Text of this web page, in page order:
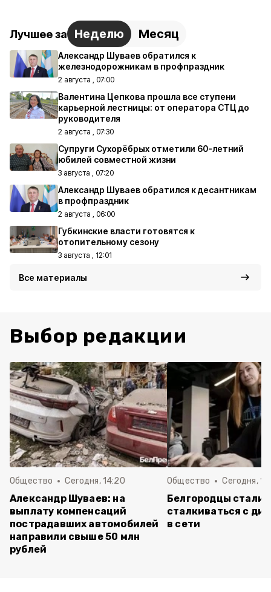
Лучшее за Неделю Месяц
Александр Шуваев обратился к
железнодорожникам в профпраздник
2 августа , 07:00
Валентина Цепкова прошла все ступени
карьерной лестницы: от оператора СТЦ до
руководителя
2 августа , 07:30
Супруги Сухорёбрых отметили 60-летний
юбилей совместной жизни
3 августа , 07:20
Александр Шуваев обратился к десантникам
в профпраздник
2 августа , 06:00
Губкинские власти готовятся к
отопительному сезону
3 августа , 12:01
Все материалы
Выбор редакции
Общество Сегодня, 14:20
Александр Шуваев: на
выплату компенсаций
пострадавших автомобилей
направили свыше 50 млн
рублей
Общество Сегодня,
Белгородцы стали
сталкиваться с
в сети